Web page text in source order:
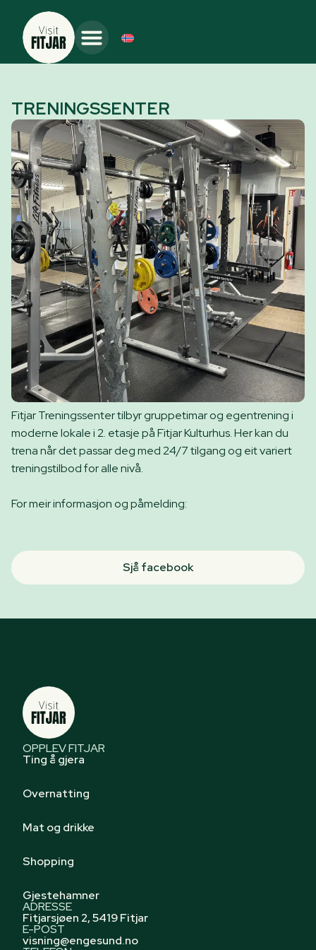
TRENINGSSENTER
Fitjar Treningssenter tilbyr gruppetimar og egentrening i
moderne lokale i 2. etasje på Fitjar Kulturhus. Her kan du
trena når det passar deg med 24/7 tilgang og eit variert
treningstilbod for alle nivå.
For meir informasjon og påmelding:
Sjå facebook
OPPLEV FITJAR
Ting å gjera
Overnatting
Mat og drikke
Shopping
Gjestehamner
ADRESSE
Fitjarsjøen 2, 5419 Fitjar
E-POST
visning@engesund.no